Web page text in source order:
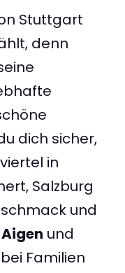
Stuttgart
denn
dich sicher,
in
Salzburg
und
Aigen und
Familien